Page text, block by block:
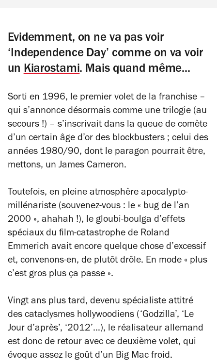
Evidemment, on ne va pas voir
‘Independence Day’ comme on va voir
unKiarostami. Mais quand même...
Sorti en 1996, le premier volet de la franchise –
qui s’annonce désormais comme une trilogie (au
secours !) – s’inscrivait dans la queue de comète
d’un certain âge d’or des blockbusters ; celui des
années 1980/90, dont le paragon pourrait être,
mettons, un James Cameron.
Toutefois, en pleine atmosphère apocalypto-
millénariste (souvenez-vous : le « bug de l’an
2000 », ahahah !), le gloubi-boulga d’effets
spéciaux du film-catastrophe de Roland
Emmerich avait encore quelque chose d’excessif
et, convenons-en, de plutôt drôle. En mode « plus
c’est gros plus ça passe ».
Vingt ans plus tard, devenu spécialiste attitré
des cataclysmes hollywoodiens (‘Godzilla’, ‘Le
Jour d’après’, ‘2012’…), le réalisateur allemand
est donc de retour avec ce deuxième volet, qui
évoque assez le goût d’un Big Mac froid.